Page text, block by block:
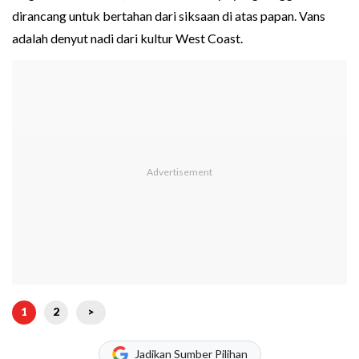
dirancang untuk bertahan dari siksaan di atas papan. Vans
adalah denyut nadi dari kultur West Coast.
1 2 >
Jadikan Sumber Pilihan